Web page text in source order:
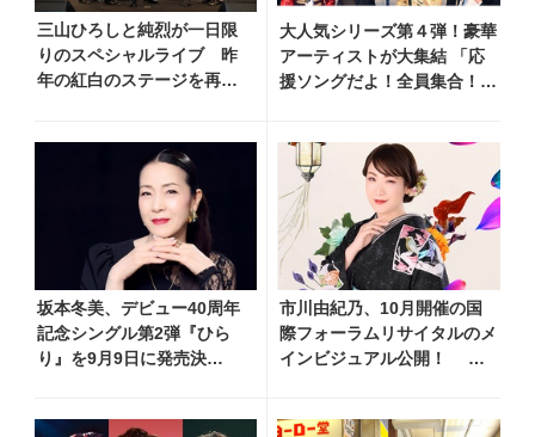
三山ひろしと純烈が一日限
りのスペシャルライブ 昨
年の紅白のステージを再現
大人気シリーズ第４弾！豪華
アーティストが大集結 「応
援ソングだよ！全員集合！」
坂本冬美、デビュー40周年
記念シングル第2弾『ひら
り』を9月9日に発売決
市川由紀乃、10月開催の国
際フォーラムリサイタルのメ
インビジュアル公開！ リ